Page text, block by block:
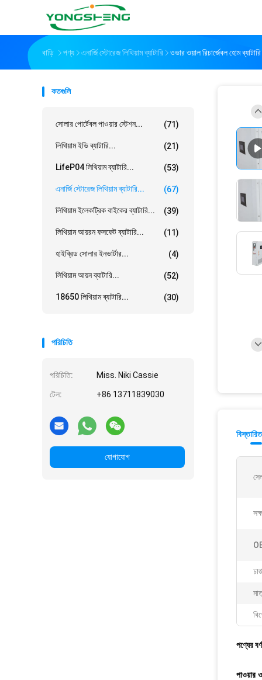
বাড়ি পণ্য এনার্জি স্টোরেজ লিথিয়াম ব্যাটারি ওভার ওয়াল রিচার্জেবল হোম
কতগুলি
সোলার পোর্টেবল পাওয়ার স্টেশন... (71)
লিথিয়াম ইভি ব্যাটারি... (21)
LifeP04 লিথিয়াম ব্যাটারি... (53)
এনার্জি স্টোরেজ লিথিয়াম ব্যাটারি... (67)
লিথিয়াম ইলেকট্রিক বাইকের ব্যাটারি... (39)
লিথিয়াম আয়রন ফসফেট ব্যাটারি... (11)
হাইব্রিড সোলার ইনভার্টার... (4)
লিথিয়াম আয়ন ব্যাটারি... (52)
18650 লিথিয়াম ব্যাটারি... (30)
পরিচিতি
পরিচিতি: Miss. Niki Cassie
টেল: +86 13711839030
যোগাযোগ
পণ্যের
পাওয়ার